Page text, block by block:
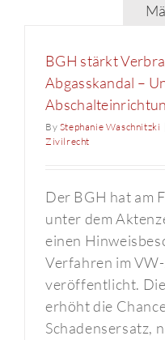
BGH stärkt
Abgasskandal –
By Stephanie Waschnitzki
Zivilrecht
Der BGH hat am
unter dem
einen
Verfahren im
veröffentlicht.
erhöht die
Schadensersatz,